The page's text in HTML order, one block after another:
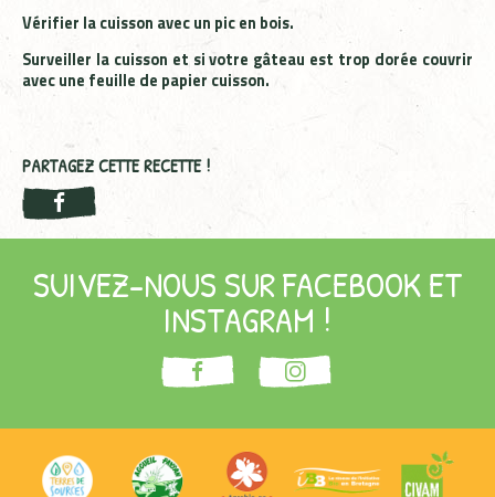
Vérifier la cuisson avec un pic en bois.
Surveiller la cuisson et si votre gâteau est trop dorée couvrir
avec une feuille de papier cuisson.
PARTAGEZ CETTE RECETTE !
SUIVEZ-NOUS SUR FACEBOOK ET
INSTAGRAM !